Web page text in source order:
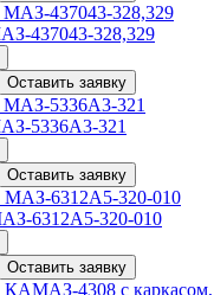
437043-328,329
Оставить заявку
5336А3-321
Оставить заявку
6312А5-320-010
Оставить заявку